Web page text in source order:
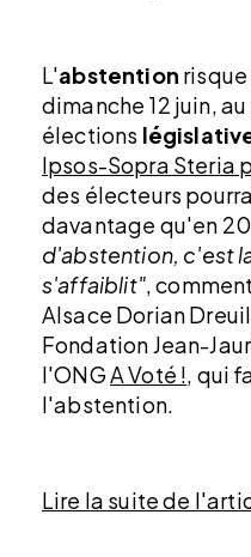
L'abstention
dimanche 12 juin,
élections
Ipsos-Sopra Steria
des électeurs
davantage qu'en
d'abstention, c'est
s'affaiblit",
Alsace Dorian
Fondation Jean-
l'ONGA Voté !, qui
l'abstention.
Lire la suite de